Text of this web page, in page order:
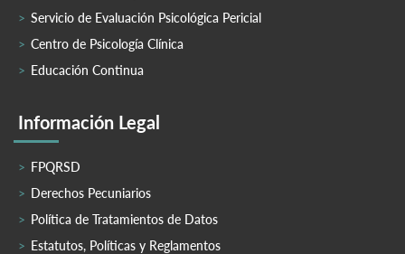
Servicio de Evaluación Psicológica Pericial
Centro de Psicología Clínica
Educación Continua
Información Legal
FPQRSD
Derechos Pecuniarios
Política de Tratamientos de Datos
Estatutos, Políticas y Reglamentos